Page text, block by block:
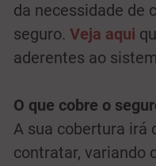
da necessidade de
seguro. Veja aqui
aderentes ao
O que cobre o
A sua cobertura irá
contratar, variando